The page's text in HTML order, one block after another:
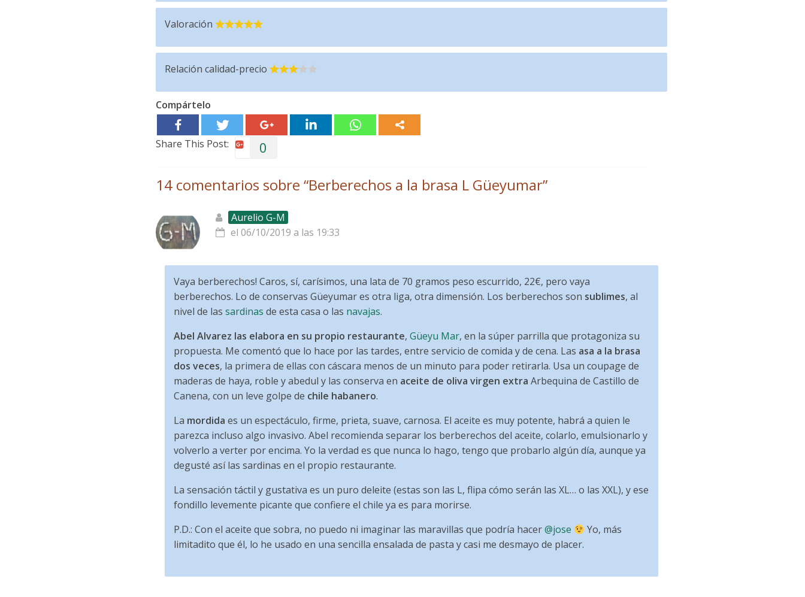
Valoración
Relación calidad-precio
Compártelo
Share This Post: 0
14 comentarios sobre “Berberechos a la brasa L Güeyumar”
Aurelio G-M
el 06/10/2019 a las 19:33
Vaya berberechos! Caros, sí, carísimos, una lata de 70 gramos peso escurrido, 22€, pero vaya
berberechos. Lo de conservas Güeyumar es otra liga, otra dimensión. Los berberechos son sublimes, al
nivel de las sardinas de esta casa o las navajas.
Abel Alvarez las elabora en su propio restaurante, Güeyu Mar, en la súper parrilla que protagoniza su
propuesta. Me comentó que lo hace por las tardes, entre servicio de comida y de cena. Las asa a la brasa
dos veces, la primera de ellas con cáscara menos de un minuto para poder retirarla. Usa un coupage de
maderas de haya, roble y abedul y las conserva en aceite de oliva virgen extra Arbequina de Castillo de
Canena, con un leve golpe de chile habanero.
La mordida es un espectáculo, firme, prieta, suave, carnosa. El aceite es muy potente, habrá a quien le
parezca incluso algo invasivo. Abel recomienda separar los berberechos del aceite, colarlo, emulsionarlo y
volverlo a verter por encima. Yo la verdad es que nunca lo hago, tengo que probarlo algún día, aunque ya
degusté así las sardinas en el propio restaurante.
La sensación táctil y gustativa es un puro deleite (estas son las L, flipa cómo serán las XL… o las XXL), y ese
fondillo levemente picante que confiere el chile ya es para morirse.
P.D.: Con el aceite que sobra, no puedo ni imaginar las maravillas que podría hacer@jose
Yo, más
limitadito que él, lo he usado en una sencilla ensalada de pasta y casi me desmayo de placer.